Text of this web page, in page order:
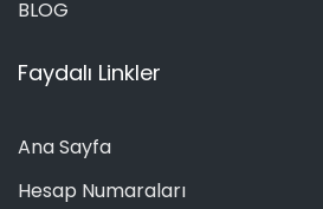
BLOG
Faydalı Linkler
Ana Sayfa
Hesap Numaraları